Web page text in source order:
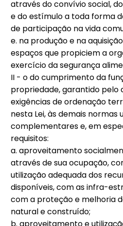
através do convívio social,
e do estímulo a toda forma
de participação na vida
e. na produção e na
espaços que propiciem a
exercício da segurança
II - o do cumprimento da
propriedade, garantido pelo
exigências de ordenação
nesta Lei, às demais normas
complementares e, em
requisitos:
a. aproveitamento
através de sua ocupação,
utilização adequada dos
disponíveis, com as infra-
com a proteção e melhoria
natural e construído;